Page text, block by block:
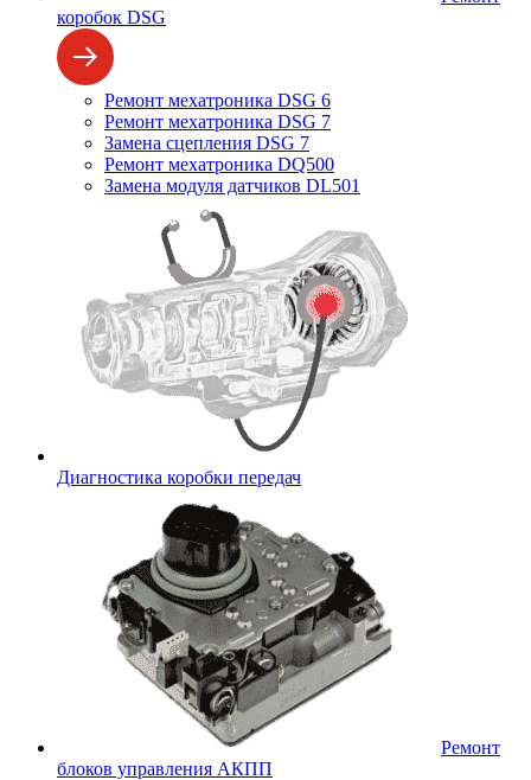
коробок DSG
Ремонт мехатроника DSG 6
Ремонт мехатроника DSG 7
Замена сцепления DSG 7
Ремонт мехатроника DQ500
Замена модуля датчиков DL501
Диагностика коробки передач
Ремонт
блоков управления АКПП